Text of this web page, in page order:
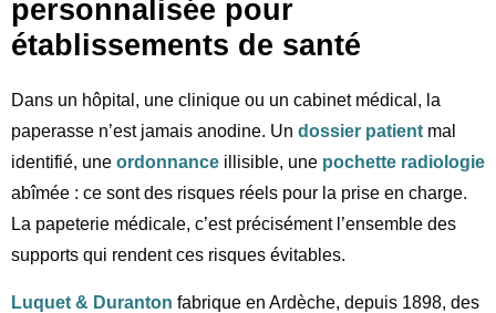
personnalisée pour
établissements de santé
Dans un hôpital, une clinique ou un cabinet médical, la
paperasse n’est jamais anodine. Un dossier patient mal
identifié, une ordonnance illisible, une pochette radiologie
abîmée : ce sont des risques réels pour la prise en charge.
La papeterie médicale, c’est précisément l’ensemble des
supports qui rendent ces risques évitables.
Luquet & Duranton fabrique en Ardèche, depuis 1898, des